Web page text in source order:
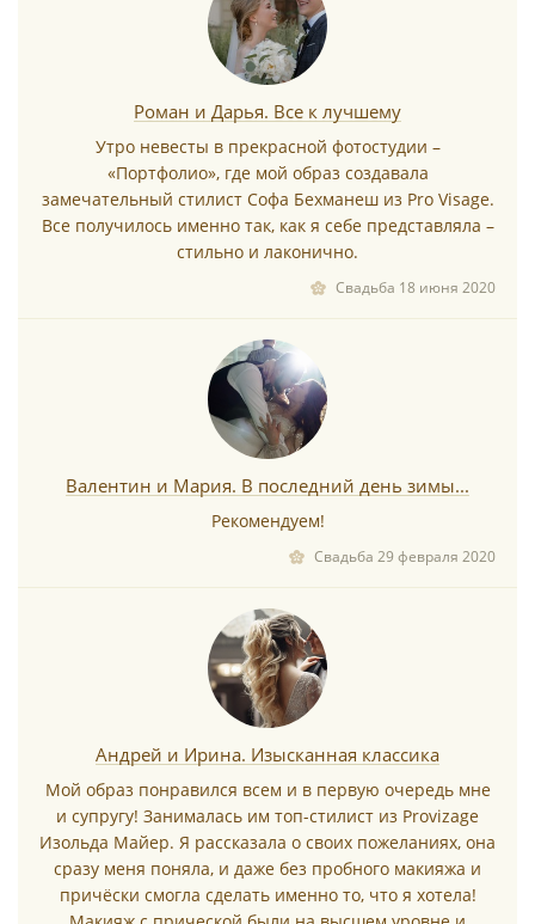
Роман и Дарья. Все к лучшему
Утро невесты в прекрасной фотостудии –
«Портфолио», где мой образ создавала
замечательный стилист Софа Бехманеш из Pro Visage.
Все получилось именно так, как я себе представляла –
стильно и лаконично.
Свадьба 18 июня 2020
Валентин и Мария. В последний день зимы...
Рекомендуем!
Свадьба 29 февраля 2020
Андрей и Ирина. Изысканная классика
Мой образ понравился всем и в первую очередь мне
и супругу! Занималась им топ-стилист из Provizage
Изольда Майер. Я рассказала о своих пожеланиях, она
сразу меня поняла, и даже без пробного макияжа и
причёски смогла сделать именно то, что я хотела!